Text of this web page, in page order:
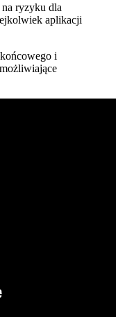
ryzyku dla
aplikacji
i